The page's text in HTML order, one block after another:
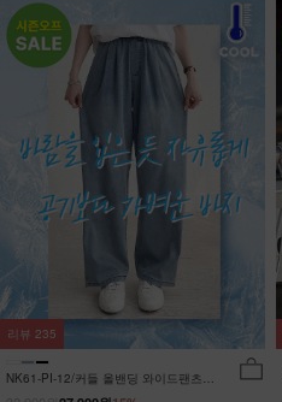
NK61-PI-12/커들 올밴딩 와이드팬츠
리뷰 235